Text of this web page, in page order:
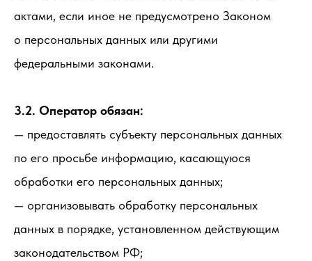
актами, если иное не предусмотрено Законом
о персональных данных или другими
федеральными законами.
3.2. Оператор обязан:
— предоставлять субъекту персональных данных
по его просьбе информацию, касающуюся
обработки его персональных данных;
— организовывать обработку персональных
данных в порядке, установленном действующим
законодательством РФ;